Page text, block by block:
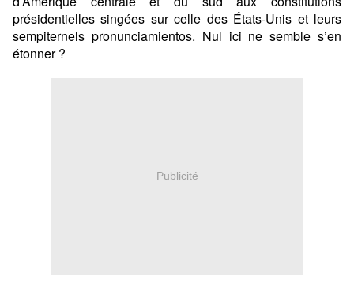
présidentielles singées sur celle des États-Unis et leurs
sempiternels pronunciamientos. Nul ici ne semble s’en
étonner ?
Publicité